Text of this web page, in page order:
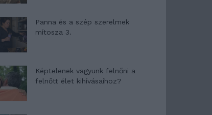
Panna és a szép szerelmek
mítosza 3.
Képtelenek vagyunk felnőni a
felnőtt élet kihívásaihoz?